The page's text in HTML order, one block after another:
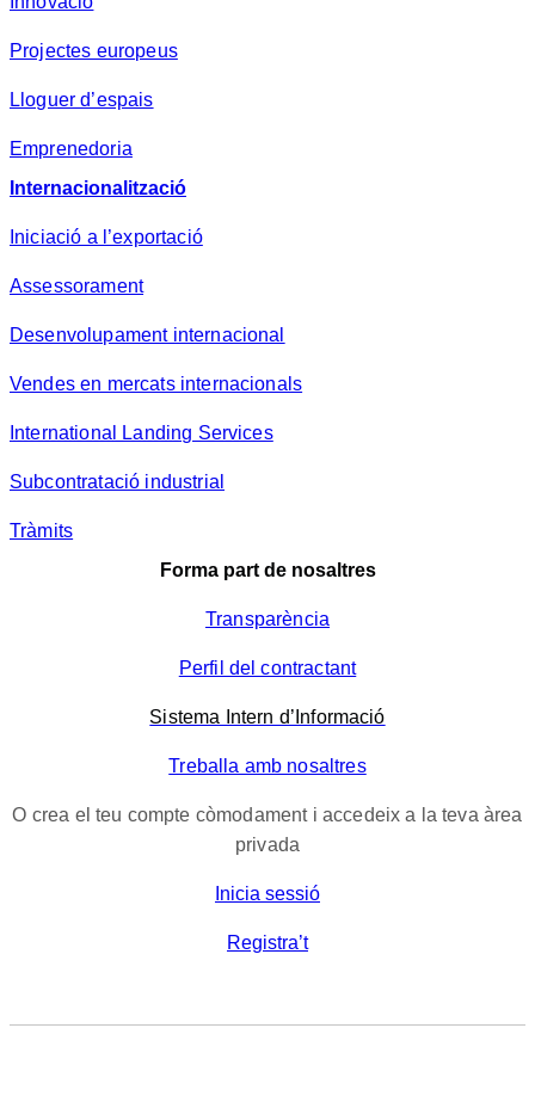
Projectes europeus
Lloguer d’espais
Emprenedoria
Internacionalització
Iniciació a l’exportació
Assessorament
Desenvolupament internacional
Vendes en mercats internacionals
International Landing Services
Subcontratació industrial
Tràmits
Forma part de nosaltres
Transparència
Perfil del contractant
Sistema Intern d’Informació
Treballa amb nosaltres
O crea el teu compte còmodament i accedeix a la teva àrea
privada
Inicia sessió
Registra’t